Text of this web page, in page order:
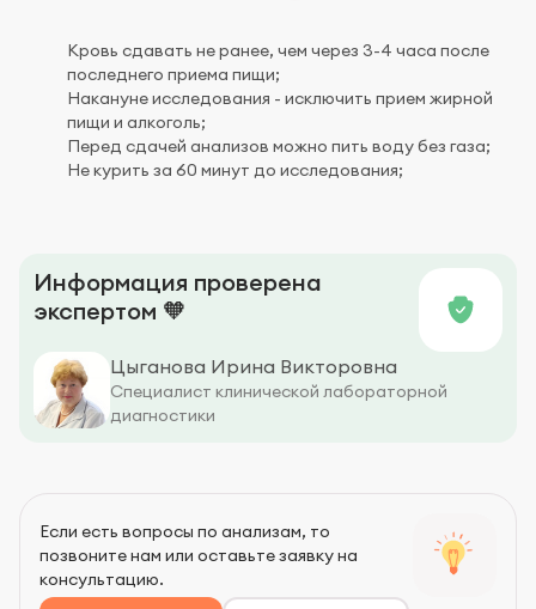
Кровь сдавать не ранее, чем через 3-4 часа после
последнего приема пищи;
Накануне исследования - исключить прием жирной
пищи и алкоголь;
Перед сдачей анализов можно пить воду без газа;
Не курить за 60 минут до исследования;
Информация проверена
экспертом 🧡
Цыганова Ирина Викторовна
Специалист клинической лабораторной
диагностики
Если есть вопросы по анализам, то
позвоните нам или оставьте заявку на
консультацию.